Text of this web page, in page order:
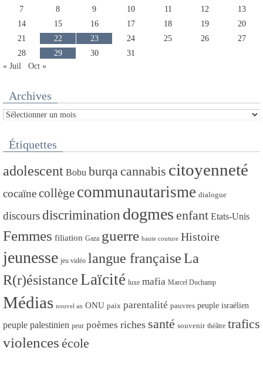
7
8 9 10 11 12
13
14
15 16 17 18 19
20
21
22 23 24 25 26
27
28
29 30
31
« Juil
Oct »
Archives
Archives
Étiquettes
adolescent Bobu burqa cannabis citoyenneté
cocaïnecollège communautarisme dialogue
discoursdiscrimination dogmes enfant Etats-Unis
Femmes filiation Gaza guerre haute couture Histoire
jeunesse jeu vidéo langue françaiseLa
R(r)ésistanceLaïcité luxe mafia Marcel Duchamp
Médias nouvel an ONU paix parentalité pauvres peuple israélien
peuple palestinien peur poèmes riches santé souvenir théâtre trafics
violences école